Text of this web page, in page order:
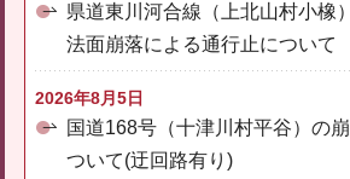
県道東川河合線（上北山村小橡
法面崩落による通行止について
2026年8月5日
国道168号（十津川村平谷）の
ついて(迂回路有り)